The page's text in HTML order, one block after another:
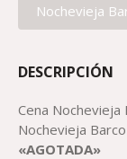
Nochevieja
DESCRIPCIÓN
Cena Nochevieja
Nochevieja
«AGOTADA»